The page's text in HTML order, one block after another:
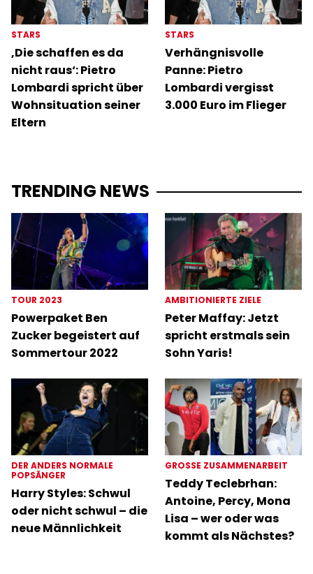
STARS
‚Die schaffen es da
nicht raus‘: Pietro
Lombardi spricht über
Wohnsituation seiner
Eltern
STARS
Verhängnisvolle
Panne: Pietro
Lombardi vergisst
3.000 Euro im Flieger
TRENDING NEWS
TOUR 2023
Powerpaket Ben
Zucker begeistert auf
Sommertour 2022
AMBITIONIERTE ZIELE
Peter Maffay: Jetzt
spricht erstmals sein
Sohn Yaris!
DER ANDERS NORMALE
POPSÄNGER
Harry Styles: Schwul
oder nicht schwul – die
neue Männlichkeit
GROSSE ZUSAMMENARBEIT
Teddy Teclebrhan:
Antoine, Percy, Mona
Lisa – wer oder was
kommt als Nächstes?